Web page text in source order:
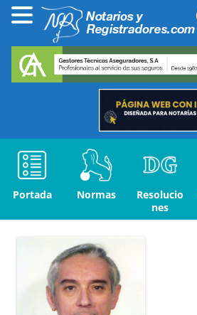
Portada Normas
Resolucio
nes